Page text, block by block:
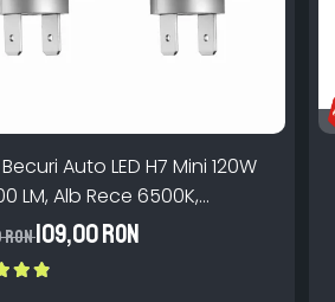
Auto LED H7 Mini 120W
LM, Alb Rece 6500K,
Integrat + Ventilator
Plug & Play, 12-18V
109,00 RON